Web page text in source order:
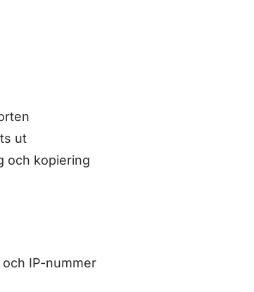
ut
och kopiering
IP-nummer